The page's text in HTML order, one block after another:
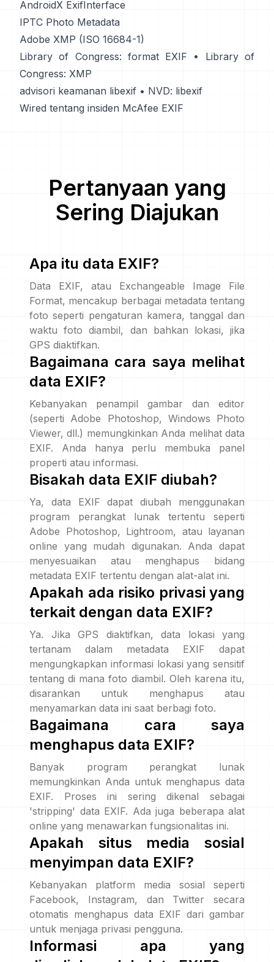
AndroidX ExifInterface
IPTC Photo Metadata
Adobe XMP (ISO 16684-1)
Library of Congress: format EXIF
•
Library of
Congress: XMP
advisori keamanan libexif • NVD: libexif
Wired tentang insiden McAfee EXIF
Pertanyaan yang
Sering Diajukan
Apa itu data EXIF?
Data EXIF, atau Exchangeable Image File
Format, mencakup berbagai metadata tentang
foto seperti pengaturan kamera, tanggal dan
waktu foto diambil, dan bahkan lokasi, jika
GPS diaktifkan.
Bagaimana cara saya melihat
data EXIF?
Kebanyakan penampil gambar dan editor
(seperti Adobe Photoshop, Windows Photo
Viewer, dll.) memungkinkan Anda melihat data
EXIF. Anda hanya perlu membuka panel
properti atau informasi.
Bisakah data EXIF diubah?
Ya, data EXIF dapat diubah menggunakan
program perangkat lunak tertentu seperti
Adobe Photoshop, Lightroom, atau layanan
online yang mudah digunakan. Anda dapat
menyesuaikan atau menghapus bidang
metadata EXIF tertentu dengan alat-alat ini.
Apakah ada risiko privasi yang
terkait dengan data EXIF?
Ya. Jika GPS diaktifkan, data lokasi yang
tertanam dalam metadata EXIF dapat
mengungkapkan informasi lokasi yang sensitif
tentang di mana foto diambil. Oleh karena itu,
disarankan untuk menghapus atau
menyamarkan data ini saat berbagi foto.
Bagaimana cara saya
menghapus data EXIF?
Banyak program perangkat lunak
memungkinkan Anda untuk menghapus data
EXIF. Proses ini sering dikenal sebagai
'stripping' data EXIF. Ada juga beberapa alat
online yang menawarkan fungsionalitas ini.
Apakah situs media sosial
menyimpan data EXIF?
Kebanyakan platform media sosial seperti
Facebook, Instagram, dan Twitter secara
otomatis menghapus data EXIF dari gambar
untuk menjaga privasi pengguna.
Informasi apa yang